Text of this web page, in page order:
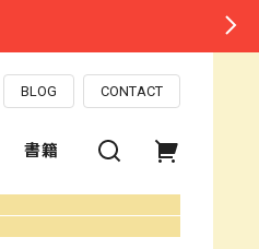
BLOG CONTACT
書籍